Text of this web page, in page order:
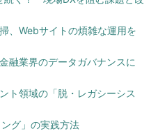
、Webサイトの煩雑な運用を
業界のデータガバナンスに
ト領域の「脱・レガシーシス
グ」の実践方法